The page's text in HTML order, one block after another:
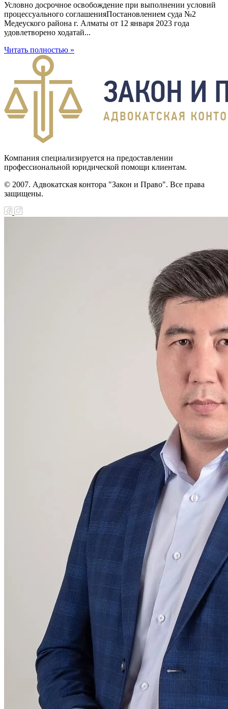
Условно досрочное освобождение при выполнении условий
процессуального соглашенияПостановлением суда №2
Медеуского района г. Алматы от 12 января 2023 года
удовлетворено ходатай...
Читать полностью »
Компания специализируется на предоставлении
профессиональной юридической помощи клиентам.
© 2007. Адвокатская контора "Закон и Право". Все права
защищены.